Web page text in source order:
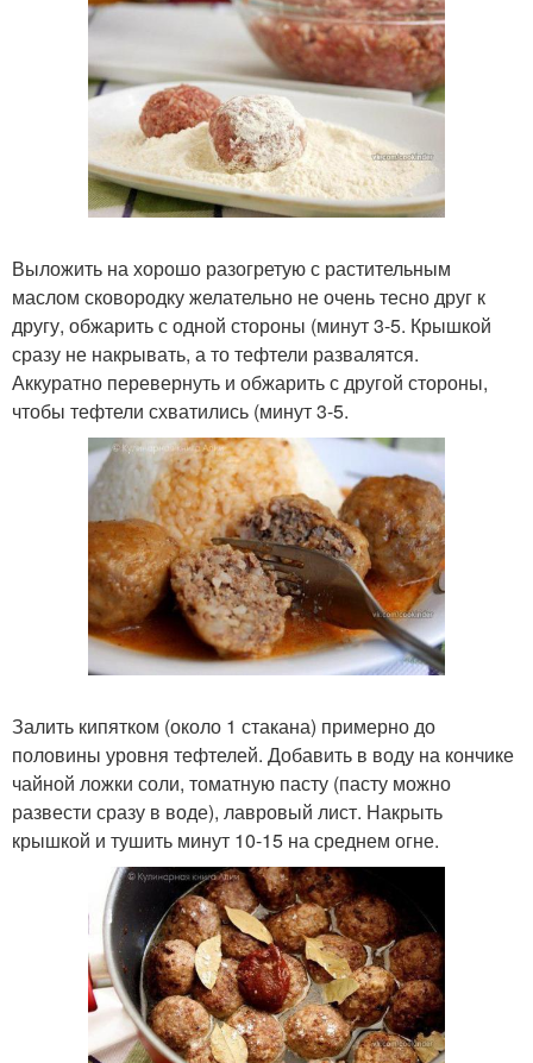
Выложить на хорошо разогретую с растительным
маслом сковородку желательно не очень тесно друг к
другу, обжарить с одной стороны (минут 3-5. Крышкой
сразу не накрывать, а то тефтели развалятся.
Аккуратно перевернуть и обжарить с другой стороны,
чтобы тефтели схватились (минут 3-5.
Залить кипятком (около 1 стакана) примерно до
половины уровня тефтелей. Добавить в воду на кончике
чайной ложки соли, томатную пасту (пасту можно
развести сразу в воде), лавровый лист. Накрыть
крышкой и тушить минут 10-15 на среднем огне.